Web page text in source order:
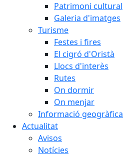
Patrimoni cultural
Galeria d'imatges
Turisme
Festes i fires
El cigró d'Oristà
Llocs d'interès
Rutes
On dormir
On menjar
Informació geogràfica
Actualitat
Avisos
Notícies